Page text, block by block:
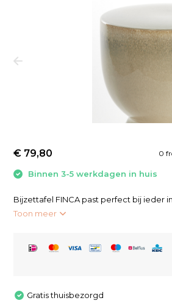
0
€ 79,80
Binnen 3-5 werkdagen in huis
Bijzettafel FINCA past perfect bij ieder
Toon meer
Gratis thuisbezorgd